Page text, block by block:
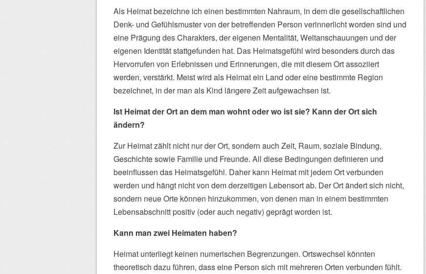
Als Heimat bezeichne ich einen bestimmten Nahraum, in dem die gesellschaftlichen
Denk- und Gefühlsmuster von der betreffenden Person verinnerlicht worden sind und
eine Prägung des Charakters, der eigenen Mentalität, Weltanschauungen und der
eigenen Identität stattgefunden hat. Das Heimatsgefühl wird besonders durch das
Hervorrufen von Erlebnissen und Erinnerungen, die mit diesem Ort assoziiert
werden, verstärkt. Meist wird als Heimat ein Land oder eine bestimmte Region
bezeichnet, in der man als Kind längere Zeit aufgewachsen ist.
Ist Heimat der Ort an dem man wohnt oder wo ist sie? Kann der Ort sich
ändern?
Zur Heimat zählt nicht nur der Ort, sondern auch Zeit, Raum, soziale Bindung,
Geschichte sowie Familie und Freunde. All diese Bedingungen definieren und
beeinflussen das Heimatsgefühl. Daher kann Heimat mit jedem Ort verbunden
werden und hängt nicht von dem derzeitigen Lebensort ab. Der Ort ändert sich nicht,
sondern neue Orte können hinzukommen, von denen man in einem bestimmten
Lebensabschnitt positiv (oder auch negativ) geprägt worden ist.
Kann man zwei Heimaten haben?
Heimat unterliegt keinen numerischen Begrenzungen. Ortswechsel könnten
theoretisch dazu führen, dass eine Person sich mit mehreren Orten verbunden fühlt.